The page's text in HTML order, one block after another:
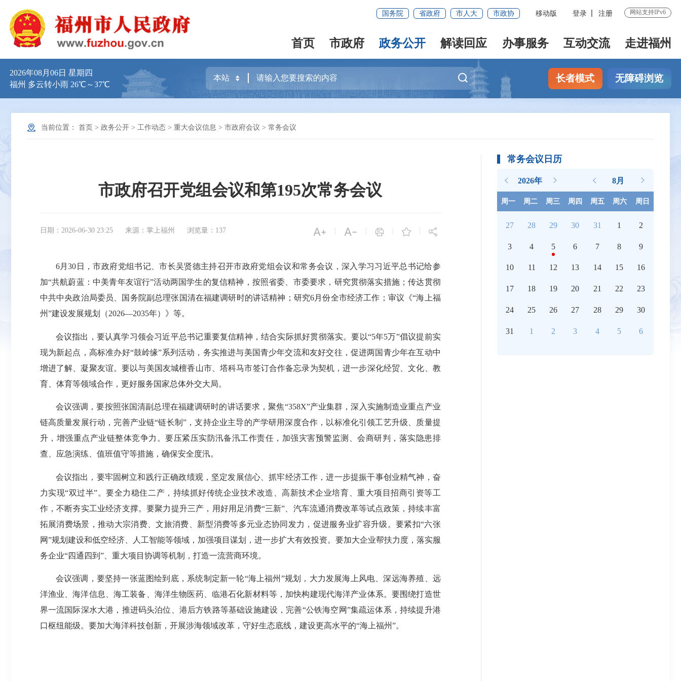
国务院 省政府 市人大 市政协 移动版 登录 注册 网站支持IPv6
首页 市政府 政务公开 解读回应 办事服务 互动交流 走进福州
2026年08月06日 星期四
福州 多云转小雨 26℃～37℃
长者模式 无障碍浏览
当前位置： 首页 > 政务公开 > 工作动态 > 重大会议信息 > 市政府会议 > 常务会议
市政府召开党组会议和第195次常务会议
日期：2026-06-30 23:25 来源：掌上福州 浏览量：137  |  |  |  | 
6月30日，市政府党组书记、市长吴贤德主持召开市政府党组会议和常务会议，深入学习习近平总书记给参
加“共航蔚蓝：中美青年友谊行”活动两国学生的复信精神，按照省委、市委要求，研究贯彻落实措施；传达贯彻
中共中央政治局委员、国务院副总理张国清在福建调研时的讲话精神；研究6月份全市经济工作；审议《“海上福
州”建设发展规划（2026—2035年）》等。
会议指出，要认真学习领会习近平总书记重要复信精神，结合实际抓好贯彻落实。要以“5年5万”倡议提前实
现为新起点，高标准办好“鼓岭缘”系列活动，务实推进与美国青少年交流和友好交往，促进两国青少年在互动中
增进了解、凝聚友谊。要以与美国友城檀香山市、塔科马市签订合作备忘录为契机，进一步深化经贸、文化、教
育、体育等领域合作，更好服务国家总体外交大局。
会议强调，要按照张国清副总理在福建调研时的讲话要求，聚焦“358X”产业集群，深入实施制造业重点产业
链高质量发展行动，完善产业链“链长制”，支持企业主导的产学研用深度合作，以标准化引领工艺升级、质量提
升，增强重点产业链整体竞争力。要压紧压实防汛备汛工作责任，加强灾害预警监测、会商研判，落实隐患排
查、应急演练、值班值守等措施，确保安全度汛。
会议指出，要牢固树立和践行正确政绩观，坚定发展信心、抓牢经济工作，进一步提振干事创业精气神，奋
力实现“双过半”。要全力稳住二产，持续抓好传统企业技术改造、高新技术企业培育、重大项目招商引资等工
作，不断夯实工业经济支撑。要聚力提升三产，用好用足消费“三新”、汽车流通消费改革等试点政策，持续丰富
拓展消费场景，推动大宗消费、文旅消费、新型消费等多元业态协同发力，促进服务业扩容升级。要紧扣“六张
网”规划建设和低空经济、人工智能等领域，加强项目谋划，进一步扩大有效投资。要加大企业帮扶力度，落实服
务企业“四通四到”、重大项目协调等机制，打造一流营商环境。
会议强调，要坚持一张蓝图绘到底，系统制定新一轮“海上福州”规划，大力发展海上风电、深远海养殖、远
洋渔业、海洋信息、海工装备、海洋生物医药、临港石化新材料等，加快构建现代海洋产业体系。要围绕打造世
界一流国际深水大港，推进码头泊位、港后方铁路等基础设施建设，完善“公铁海空网”集疏运体系，持续提升港
口枢纽能级。要加大海洋科技创新，开展涉海领域改革，守好生态底线，建设更高水平的“海上福州”。
常务会议日历
2026年 8月
周一 周二 周三 周四 周五 周六 周日
27 28 29 30 31 1 2
3 4 5 6 7 8 9
10 11 12 13 14 15 16
17 18 19 20 21 22 23
24 25 26 27 28 29 30
31 1 2 3 4 5 6